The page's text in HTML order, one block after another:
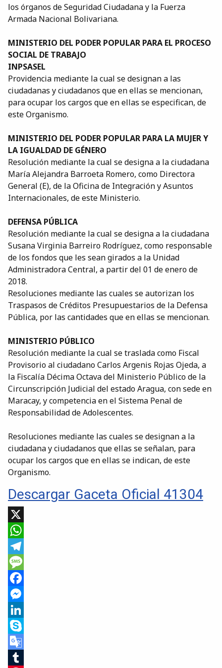
los órganos de Seguridad Ciudadana y la Fuerza
Armada Nacional Bolivariana.
MINISTERIO DEL PODER POPULAR PARA EL PROCESO
SOCIAL DE TRABAJO
INPSASEL
Providencia mediante la cual se designan a las
ciudadanas y ciudadanos que en ellas se mencionan,
para ocupar los cargos que en ellas se especifican, de
este Organismo.
MINISTERIO DEL PODER POPULAR PARA LA MUJER Y
LA IGUALDAD DE GÉNERO
Resolución mediante la cual se designa a la ciudadana
María Alejandra Barroeta Romero, como Directora
General (E), de la Oficina de Integración y Asuntos
Internacionales, de este Ministerio.
DEFENSA PÚBLICA
Resolución mediante la cual se designa a la ciudadana
Susana Virginia Barreiro Rodríguez, como responsable
de los fondos que les sean girados a la Unidad
Administradora Central, a partir del 01 de enero de
2018.
Resoluciones mediante las cuales se autorizan los
Traspasos de Créditos Presupuestarios de la Defensa
Pública, por las cantidades que en ellas se mencionan.
MINISTERIO PÚBLICO
Resolución mediante la cual se traslada como Fiscal
Provisorio al ciudadano Carlos Argenis Rojas Ojeda, a
la Fiscalía Décima Octava del Ministerio Público de la
Circunscripción Judicial del estado Aragua, con sede en
Maracay, y competencia en el Sistema Penal de
Responsabilidad de Adolescentes.
Resoluciones mediante las cuales se designan a la
ciudadana y ciudadanos que ellas se señalan, para
ocupar los cargos que en ellas se indican, de este
Organismo.
Descargar Gaceta Oficial 41304
X
WhatsApp
Telegram
Message
Facebook
Messenger
LinkedIn
Skype
Google